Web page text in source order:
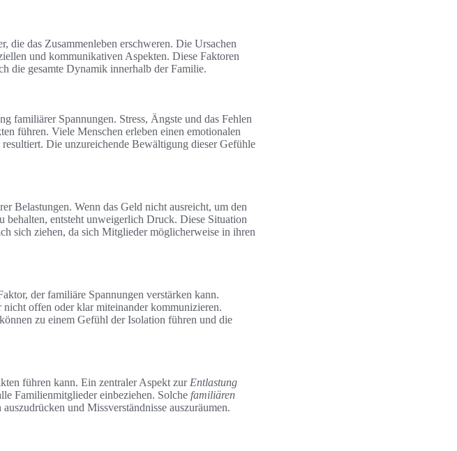
die das Zusammenleben erschweren. Die Ursachen
und kommunikativen Aspekten. Diese Faktoren
die gesamte Dynamik innerhalb der Familie.
familiärer Spannungen. Stress, Ängste und das Fehlen
führen. Viele Menschen erleben einen emotionalen
Die unzureichende Bewältigung dieser Gefühle
Belastungen. Wenn das Geld nicht ausreicht, um den
behalten, entsteht unweigerlich Druck. Diese Situation
sich ziehen, da sich Mitglieder möglicherweise in ihren
der familiäre Spannungen verstärken kann.
offen oder klar miteinander kommunizieren.
zu einem Gefühl der Isolation führen und die
führen kann. Ein zentraler Aspekt zur Entlastung
Familienmitglieder einbeziehen. Solche familiären
und Missverständnisse auszuräumen.